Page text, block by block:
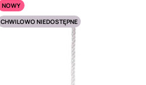
NOWY
CHWILOWO NIEDOSTĘPNE